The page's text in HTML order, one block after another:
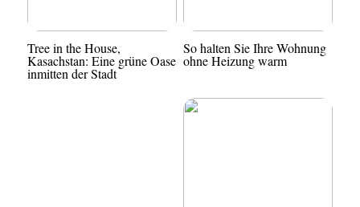
Tree in the House,
Kasachstan: Eine grüne Oase
inmitten der Stadt
So halten Sie Ihre Wohnung
ohne Heizung warm